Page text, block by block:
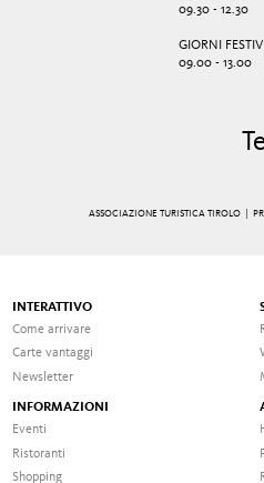
09.30 - 12.30
GIORNI
09.00 - 13.00
ASSOCIAZIONE TURISTICA TIROLO |
INTERATTIVO
Come arrivare
Carte vantaggi
Newsletter
INFORMAZIONI
Eventi
Ristoranti
Shopping